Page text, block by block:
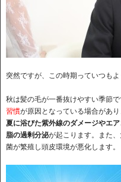
突然ですが、この時期っていつも
秋は髪の毛が一番抜けやすい季節
習慣が原因となっている場合があ
夏に浴びた紫外線のダメージやエ
脂の過剰分泌が起こります。また
菌が繁殖し頭皮環境が悪化します。